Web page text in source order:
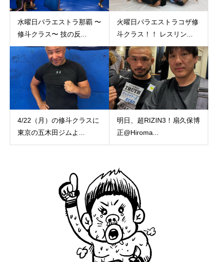
水曜日パラエストラ那覇 〜
修斗クラス〜 技の反...
火曜日パラエストラコザ修
斗クラス！！ レスリン...
4/22（月）の修斗クラスに
東京の五木田ジムよ...
明日、超RIZIN3！扇久保博
正@Hiroma...